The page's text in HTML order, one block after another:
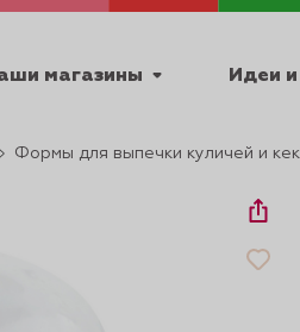
магазины Идеи
Формы для выпечки куличей и